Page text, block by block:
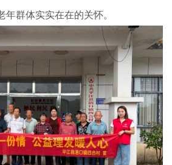
群体实实在在的关怀。